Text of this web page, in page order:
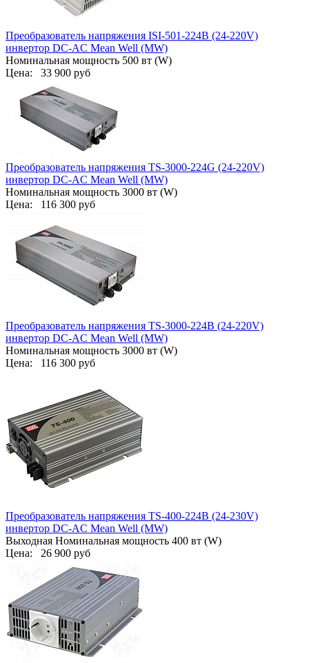
Преобразователь напряжения ISI-501-224B (24-220V)
инвертор DC-AC Mean Well (MW)
Номинальная мощность 500 вт (W)
Цена: 33 900 руб
Преобразователь напряжения TS-3000-224G (24-220V)
инвертор DC-AC Mean Well (MW)
Номинальная мощность 3000 вт (W)
Цена: 116 300 руб
Преобразователь напряжения TS-3000-224B (24-220V)
инвертор DC-AC Mean Well (MW)
Номинальная мощность 3000 вт (W)
Цена: 116 300 руб
Преобразователь напряжения TS-400-224B (24-230V)
инвертор DC-AC Mean Well (MW)
Выходная Номинальная мощность 400 вт (W)
Цена: 26 900 руб